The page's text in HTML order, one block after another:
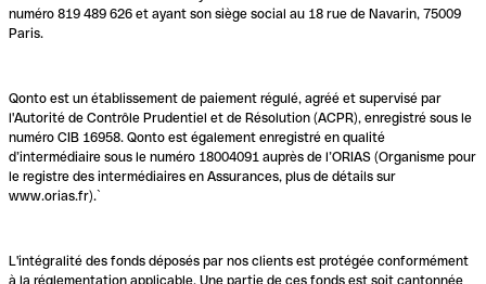
numéro 819 489 626 et ayant son siège social au 18 rue de Navarin, 75009
Paris.
Qonto est un établissement de paiement régulé, agréé et supervisé par
l'Autorité de Contrôle Prudentiel et de Résolution (ACPR), enregistré sous le
numéro CIB 16958. Qonto est également enregistré en qualité
d’intermédiaire sous le numéro 18004091 auprès de l’ORIAS (Organisme pour
le registre des intermédiaires en Assurances, plus de détails sur
www.orias.fr).`
L'intégralité des fonds déposés par nos clients est protégée conformément
à la réglementation applicable. Une partie de ces fonds est soit cantonnée